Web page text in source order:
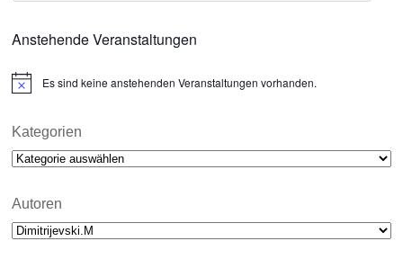
Anstehende Veranstaltungen
N
i
e
Es sind keine anstehenden Veranstaltungen vorhanden.
Kategorien
Kategorien
Autoren